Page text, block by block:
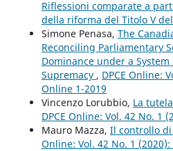
Riflessioni comparate a
della riforma del Titolo V
Simone Penasa, The
Reconciling Parliamentary
Dominance under a
Supremacy , DPCE Online:
Online 1-2019
Vincenzo Lorubbio, La
DPCE Online: Vol. 42 No. 1
Mauro Mazza, Il controllo
Online: Vol. 42 No. 1 (2020):